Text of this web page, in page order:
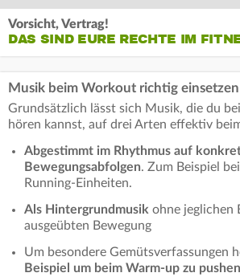
Vorsicht, Vertrag!
DAS SIND EURE RECHTE IM
Musik beim Workout richtig einsetzen
Grundsätzlich lässt sich Musik, die du bei
hören kannst, auf drei Arten effektiv
Abgestimmt im Rhythmus auf
Bewegungsabfolgen. Zum Beispiel
Running-Einheiten.
Als Hintergrundmusik ohne jeglichen
ausgeübten Bewegung
Um besondere Gemütsverfassungen
Beispiel um beim Warm-up zu pushen